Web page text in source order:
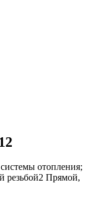
отопления;
резьбой2 Прямой,